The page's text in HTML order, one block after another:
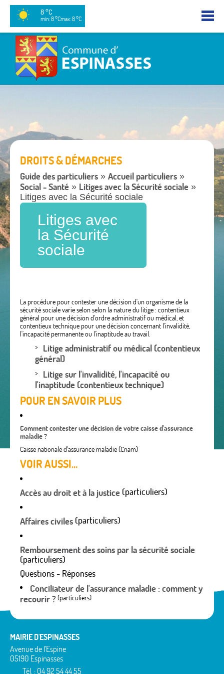
8 °C
min: 8 °Cmax: 8 °C
DROITS & DÉMARCHES
Guide des particuliers » Accueil particuliers »
Social - Santé » Litiges avec la Sécurité sociale »
Litiges avec la Sécurité sociale
Litiges avec
la Sécurité
sociale
La procédure pour contester une décision d'un organisme de la
sécurité sociale varie selon selon la nature du litige : contentieux
général pour une décision d'ordre administratif ou médical, et
contentieux technique pour une décision concernant l'invalidité,
l'incapacité permanente ou l'inaptitude au travail.
Litige administratif ou médical (contentieux
général)
Litige sur l'invalidité, l'incapacité ou
l'inaptitude (contentieux technique)
POUR EN SAVOIR PLUS
Comment contester une décision de votre caisse d'assurance
maladie ?
Caisse nationale d'assurance maladie (Cnam)
VOIR AUSSI...
Accès au droit et à la justice (particuliers)
Affaires civiles (particuliers)
Remboursement des soins par la sécurité sociale
(particuliers)
Questions - Réponses
Conciliateur de l'assurance maladie : comment y
recourir ?(particuliers)
MAIRIE D'ESPINASSES
Avenue de l'Espine
05190 Espinasses
Tél. : 04 92 54 44 55